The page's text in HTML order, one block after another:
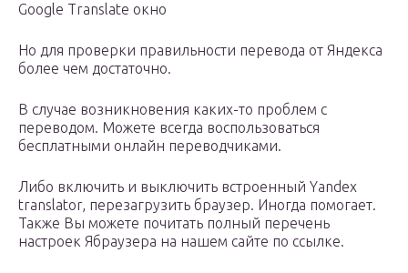
Google Translate окно
Но для проверки правильности перевода от Яндекса
более чем достаточно.
В случае возникновения каких-то проблем с
переводом. Можете всегда воспользоваться
бесплатными онлайн переводчиками.
Либо включить и выключить встроенный Yandex
translator, перезагрузить браузер. Иногда помогает.
Также Вы можете почитать полный перечень
настроек Ябраузера на нашем сайте по ссылке.